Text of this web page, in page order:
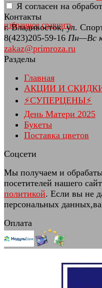
избранное сравнить
Я согласен на
Контакты
г. Владивосток, ул.
8(423)205-59-16 Пн—Вс
zakaz@primroza.ru
Разделы
Главная
АКЦИИ И
⚡СУПЕРЦЕНЫ⚡
День Матери 2025
Букеты
Поставка цветов
Соцсети
Мы получаем и
посетителей нашего
политикой. Если вы не
персональных
Оплата